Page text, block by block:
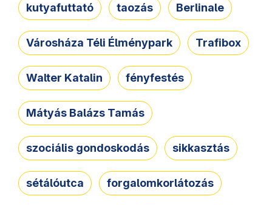
kutyafuttató taozás Berlinale
Városháza Téli Élménypark Trafibox
Walter Katalin fényfestés
Mátyás Balázs Tamás
szociális gondoskodás sikkasztás
sétálóutca forgalomkorlátozás